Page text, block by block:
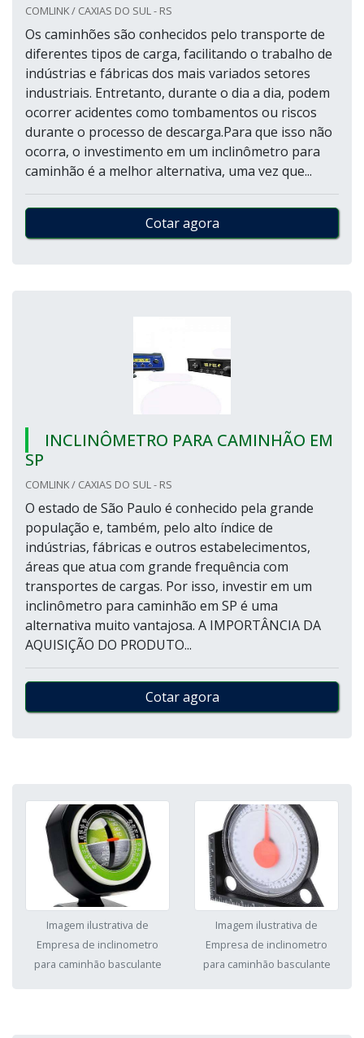
COMLINK / CAXIAS DO SUL - RS
Os caminhões são conhecidos pelo transporte de
diferentes tipos de carga, facilitando o trabalho de
indústrias e fábricas dos mais variados setores
industriais. Entretanto, durante o dia a dia, podem
ocorrer acidentes como tombamentos ou riscos
durante o processo de descarga.Para que isso não
ocorra, o investimento em um inclinômetro para
caminhão é a melhor alternativa, uma vez que...
Cotar agora
INCLINÔMETRO PARA CAMINHÃO EM
SP
COMLINK / CAXIAS DO SUL - RS
O estado de São Paulo é conhecido pela grande
população e, também, pelo alto índice de
indústrias, fábricas e outros estabelecimentos,
áreas que atua com grande frequência com
transportes de cargas. Por isso, investir em um
inclinômetro para caminhão em SP é uma
alternativa muito vantajosa. A IMPORTÂNCIA DA
AQUISIÇÃO DO PRODUTO...
Cotar agora
Imagem ilustrativa de
Empresa de inclinometro
para caminhão basculante
Imagem ilustrativa de
Empresa de inclinometro
para caminhão basculante